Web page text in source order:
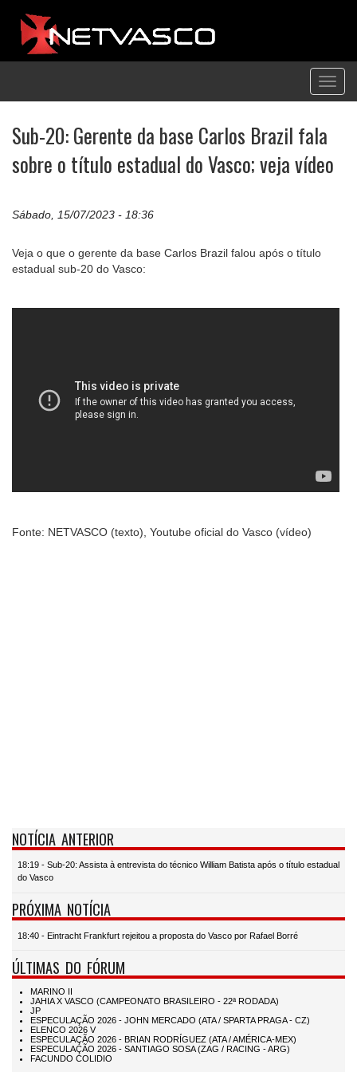
Sub-20: Gerente da base Carlos Brazil fala
sobre o título estadual do Vasco; veja vídeo
Sábado, 15/07/2023 - 18:36
Veja o que o gerente da base Carlos Brazil falou após o título
estadual sub-20 do Vasco:
Fonte: NETVASCO (texto), Youtube oficial do Vasco (vídeo)
NOTÍCIA ANTERIOR
18:19 - Sub-20: Assista à entrevista do técnico William Batista após o título estadual
do Vasco
PRÓXIMA NOTÍCIA
18:40 - Eintracht Frankfurt rejeitou a proposta do Vasco por Rafael Borré
ÚLTIMAS DO FÓRUM